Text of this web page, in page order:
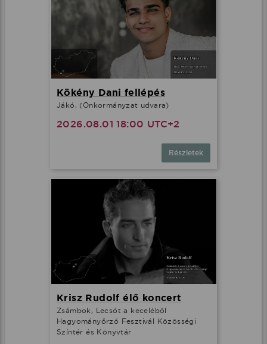
Kökény Dani fellépés
Jákó, (Önkormányzat udvara)
2026.08.01 18:00 UTC+2
Részletek
Krisz Rudolf élő koncert
Zsámbok, Lecsót a keceléből
Hagyományőrző Fesztivál Közösségi
Színtér és Könyvtár